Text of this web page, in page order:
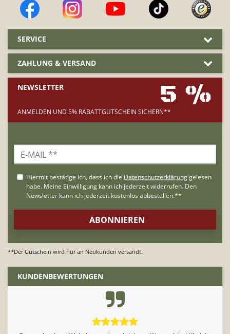
SERVICE
ZAHLUNG & VERSAND
NEWSLETTER 5 %
ANMELDEN UND 5% RABATTGUTSCHEIN SICHERN**
**Der Gutschein wird nur an Neukunden versandt.
KUNDENBEWERTUNGEN